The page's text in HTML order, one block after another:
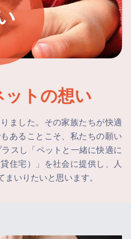
ットの想い
ました。その家族たちが快適
あることこそ、私たちの願い
スし「ペットと一緒に快適に
住宅）」を社会に提供し、人
いりたいと思います。